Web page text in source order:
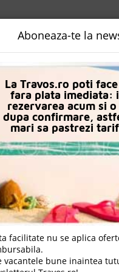
DESTINATII LOGIN
Amc Royal Hotel
Aboneaza-te la
La Travos.ro poti
fara plata imediata:
rezervarea acum si
dupa confirmare,
mari sa pastrezi
facilitate nu se aplica
vacantele bune inaintea